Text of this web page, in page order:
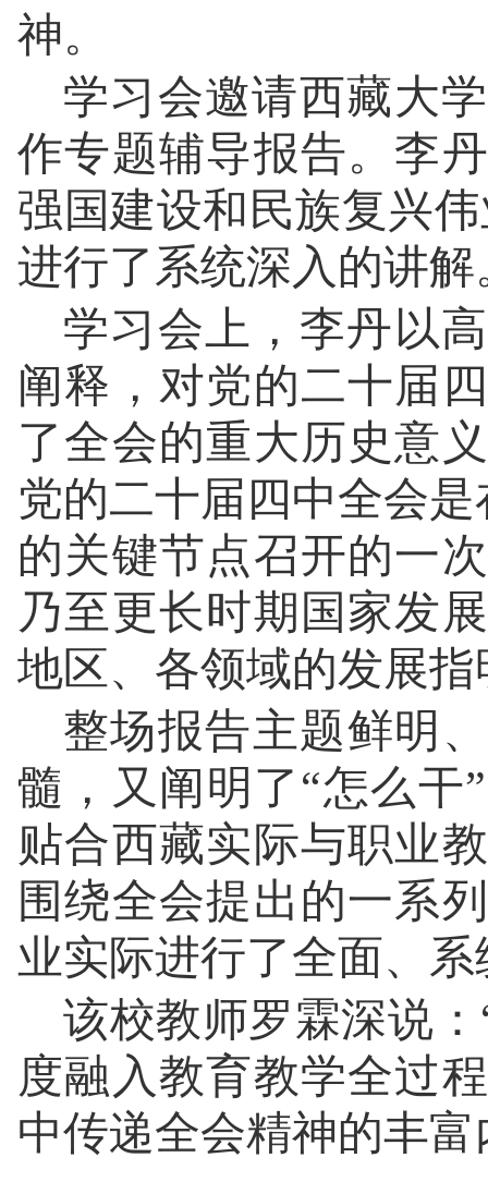
神。
学习会邀请西藏大
作专题辅导报告。李
强国建设和民族复兴
进行了系统深入的讲解
学习会上，李丹以
阐释，对党的二十届
了全会的重大历史意
党的二十届四中全会
的关键节点召开的一
乃至更长时期国家发
地区、各领域的发展
整场报告主题鲜明
髓，又阐明了“怎么干
贴合西藏实际与职业
围绕全会提出的一系
业实际进行了全面、
该校教师罗霖深说
度融入教育教学全过
中传递全会精神的丰富